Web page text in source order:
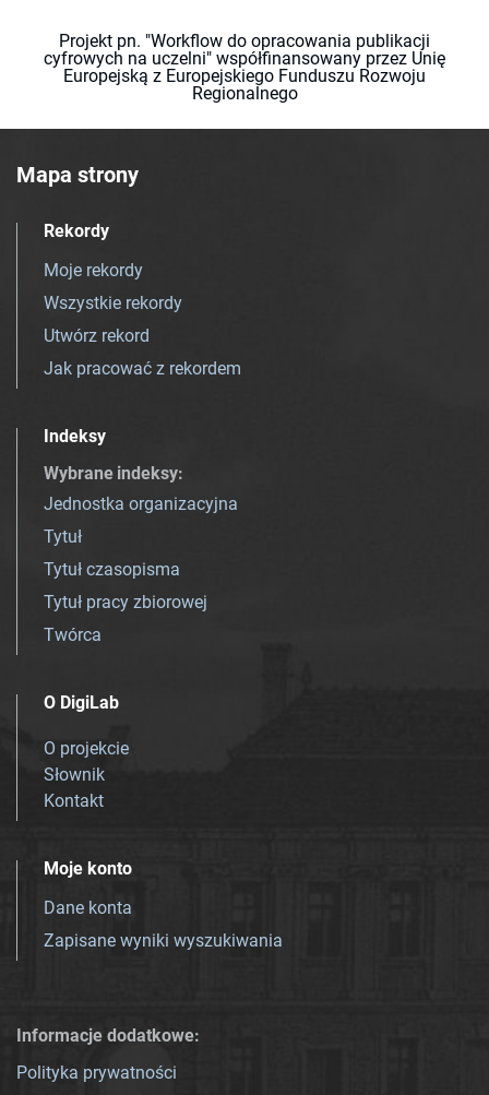
Projekt pn. "Workflow do opracowania publikacji
cyfrowych na uczelni" współfinansowany przez Unię
Europejską z Europejskiego Funduszu Rozwoju
Regionalnego
Mapa strony
Rekordy
Moje rekordy
Wszystkie rekordy
Utwórz rekord
Jak pracować z rekordem
Indeksy
Wybrane indeksy:
Jednostka organizacyjna
Tytuł
Tytuł czasopisma
Tytuł pracy zbiorowej
Twórca
O DigiLab
O projekcie
Słownik
Kontakt
Moje konto
Dane konta
Zapisane wyniki wyszukiwania
Informacje dodatkowe:
Polityka prywatności